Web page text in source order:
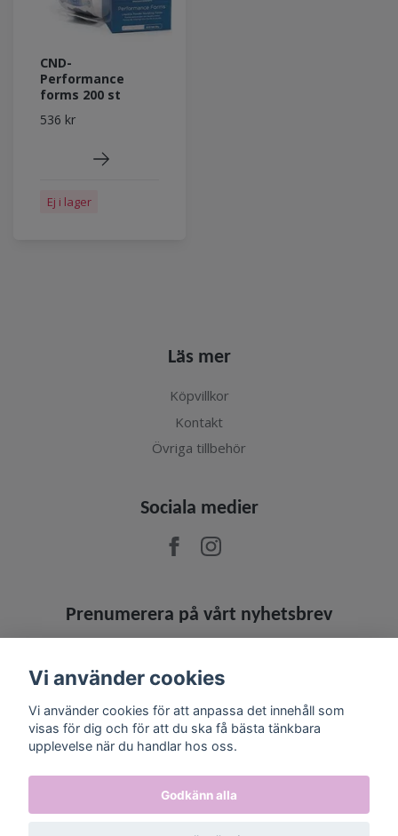
CND-
Performance
forms 200 st
536 kr
Ej i lager
Läs mer
Köpvillkor
Kontakt
Övriga tillbehör
Sociala medier
Prenumerera på vårt nyhetsbrev
Vi använder cookies
Vi använder cookies för att anpassa det innehåll som
visas för dig och för att du ska få bästa tänkbara
upplevelse när du handlar hos oss.
Godkänn alla